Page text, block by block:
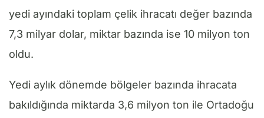
yedi ayındaki toplam çelik ihracatı değer bazında
7,3 milyar dolar, miktar bazında ise 10 milyon ton
oldu.
Yedi aylık dönemde bölgeler bazında ihracata
bakıldığında miktarda 3,6 milyon ton ile Ortadoğu